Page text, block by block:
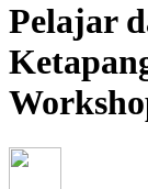
Pelajar